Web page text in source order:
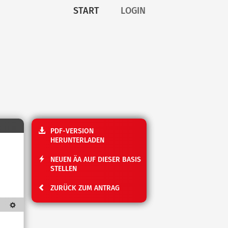
START LOGIN
Textdarstellung
PDF-VERSION
HERUNTERLADEN
NEUEN ÄA AUF DIESER BASIS
STELLEN
ZURÜCK ZUM ANTRAG